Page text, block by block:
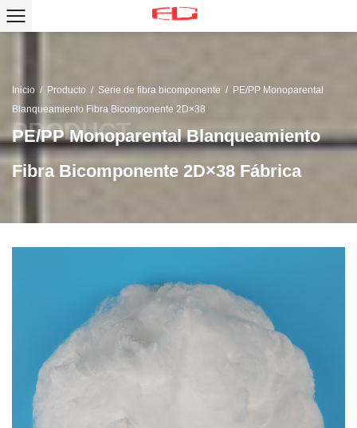
Inicio / Producto / Serie de fibra bicomponente / PE/PP Monoparental
Blanqueamiento Fibra Bicomponente 2D×38
PE/PP Monoparental Blanqueamiento
Fibra Bicomponente 2D×38 Fábrica